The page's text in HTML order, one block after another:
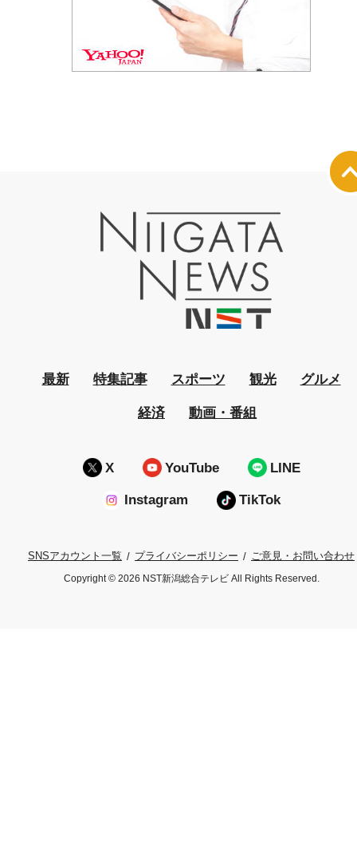
最新 特集記事 スポーツ 観光 グルメ
経済 動画・番組
X YouTube LINE
Instagram TikTok
SNSアカウント一覧 プライバシーポリシー ご意見・お問い合わせ
Copyright © 2026 NST新潟総合テレビ All Rights Reserved.